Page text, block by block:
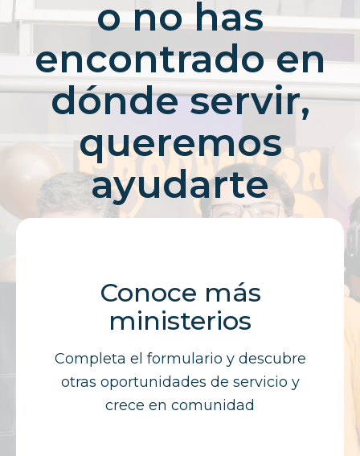
o no has
encontrado en
dónde servir,
queremos
ayudarte
Conoce más
ministerios
Completa el formulario y descubre
otras oportunidades de servicio y
crece en comunidad